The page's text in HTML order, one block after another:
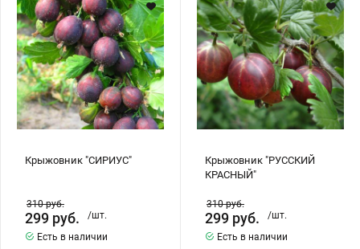
Крыжовник "СИРИУС"
310руб.
299 руб.
/шт.
Есть в наличии
Крыжовник "РУССКИЙ
КРАСНЫЙ"
310руб.
299 руб.
/шт.
Есть в наличии